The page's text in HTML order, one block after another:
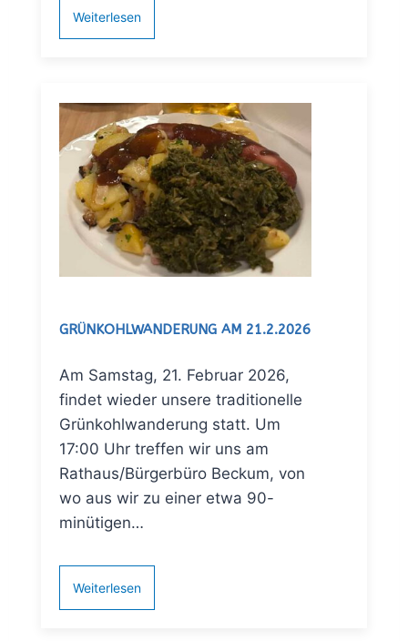
Weiterlesen
GRÜNKOHLWANDERUNG AM 21.2.2026
Am Samstag, 21. Februar 2026,
findet wieder unsere traditionelle
Grünkohlwanderung statt. Um
17:00 Uhr treffen wir uns am
Rathaus/Bürgerbüro Beckum, von
wo aus wir zu einer etwa 90-
minütigen…
Weiterlesen